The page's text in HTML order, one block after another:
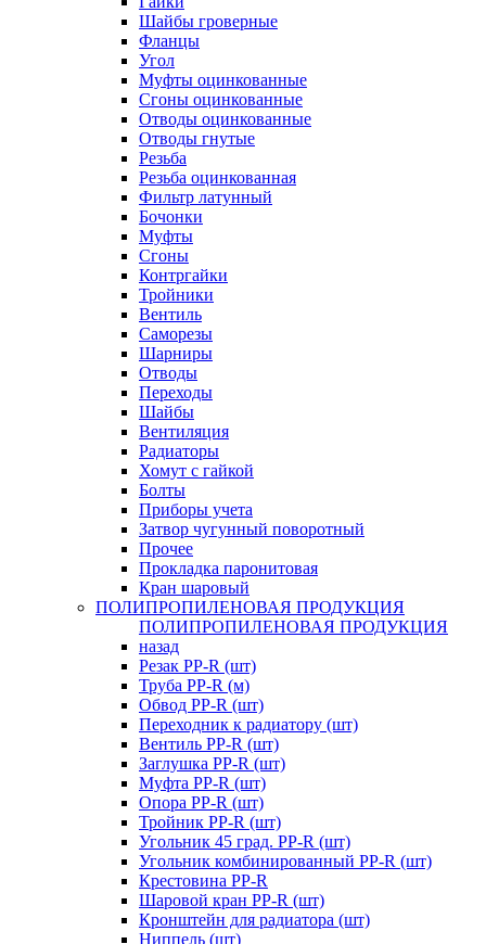
Шайбы гроверные
Фланцы
Угол
Муфты оцинкованные
Сгоны оцинкованные
Отводы оцинкованные
Отводы гнутые
Резьба
Резьба оцинкованная
Фильтр латунный
Бочонки
Муфты
Сгоны
Контргайки
Тройники
Вентиль
Саморезы
Шарниры
Отводы
Переходы
Шайбы
Вентиляция
Радиаторы
Хомут с гайкой
Болты
Приборы учета
Затвор чугунный поворотный
Прочее
Прокладка паронитовая
Кран шаровый
ПОЛИПРОПИЛЕНОВАЯ ПРОДУКЦИЯ
ПОЛИПРОПИЛЕНОВАЯ ПРОДУКЦИЯ
назад
Резак PP-R (шт)
Труба PP-R (м)
Обвод PP-R (шт)
Переходник к радиатору (шт)
Вентиль PP-R (шт)
Заглушка PP-R (шт)
Муфта PP-R (шт)
Опора PP-R (шт)
Тройник PP-R (шт)
Угольник 45 град. PP-R (шт)
Угольник комбинированный PP-R (шт)
Крестовина PP-R
Шаровой кран PP-R (шт)
Кронштейн для радиатора (шт)
Ниппель (шт)